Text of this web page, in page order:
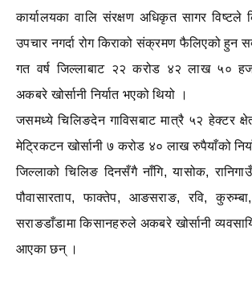
कार्यालयका वालि संरक्षण अधिकृत सागर विष्टले
उपचार नगर्दा रोग किराको संक्रमण फैलिएको हुन
गत वर्ष जिल्लाबाट २२ करोड ४२ लाख ५०
अकबरे खोर्सानी निर्यात भएको थियो ।
जसमध्ये चिलिङदेन गाविसबाट मात्रै ५२ हेक्टर
मेट्रिकटन खोर्सानी ७ करोड ४० लाख रुपैयाँको
जिल्लाको चिलिङ दिनसँगै नाँगि, यासोक,
पौवासारताप, फाक्तेप, आङसराङ, रवि, कुरुम्बा,
सराङडाँडामा किसानहरुले अकबरे खोर्सानी
आएका छन् ।